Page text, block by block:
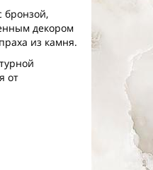
бронзой,
декором
из камня.
от